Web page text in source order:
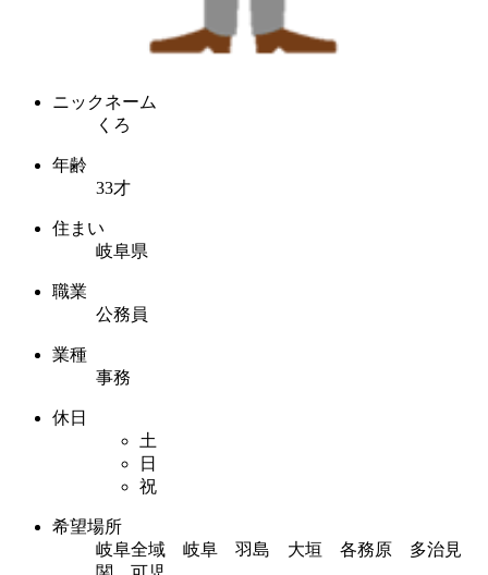
ニックネーム
くろ
年齢
33才
住まい
岐阜県
職業
公務員
業種
事務
休日
土
日
祝
希望場所
岐阜全域 岐阜 羽島 大垣 各務原 多治見